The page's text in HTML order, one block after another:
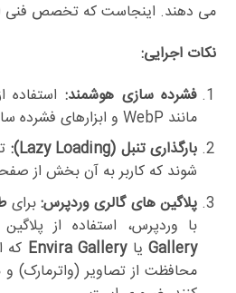
می دهند. اینجاست که تخصص فنی
نکات اجرایی:
فشرده سازی هوشمند:
مانند WebP و ابزارهای فشرده سازی بدون افت کیفیت.
بارگذاری تنبل (Lazy Loading):
شوند که کاربر به آن بخش از
پلاگین های گالری وردپرس:برای
با وردپرس، استفاده از
GalleryیاEnvira Gallery که
محافظت از تصاویر (واترمارک)